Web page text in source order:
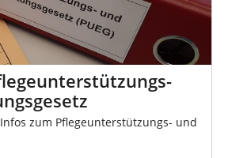
zum Pflegeunterstützungs- und